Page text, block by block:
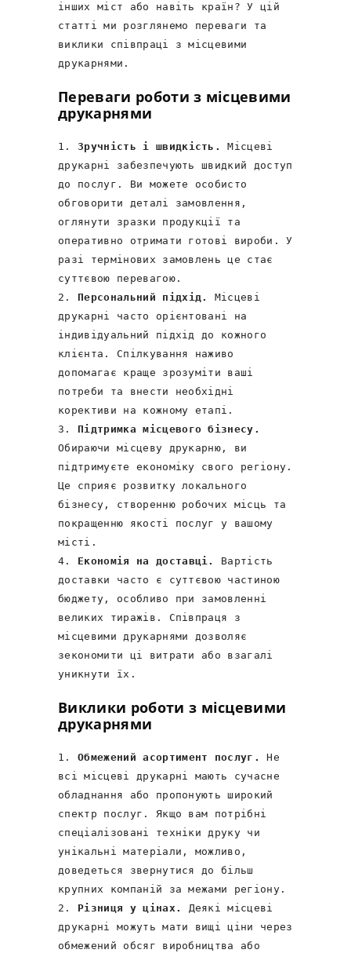
інших міст або навіть країн? У цій
статті ми розглянемо переваги та
виклики співпраці з місцевими
друкарнями.
Переваги роботи з місцевими
друкарнями
Зручність і швидкість.
Місцеві
друкарні забезпечують швидкий доступ
до послуг. Ви можете особисто
обговорити деталі замовлення,
оглянути зразки продукції та
оперативно отримати готові вироби. У
разі термінових замовлень це стає
суттєвою перевагою.
Персональний підхід.
Місцеві
друкарні часто орієнтовані на
індивідуальний підхід до кожного
клієнта. Спілкування наживо
допомагає краще зрозуміти ваші
потреби та внести необхідні
корективи на кожному етапі.
Підтримка місцевого бізнесу.
Обираючи місцеву друкарню, ви
підтримуєте економіку свого регіону.
Це сприяє розвитку локального
бізнесу, створенню робочих місць та
покращенню якості послуг у вашому
місті.
Економія на доставці.
Вартість
доставки часто є суттєвою частиною
бюджету, особливо при замовленні
великих тиражів. Співпраця з
місцевими друкарнями дозволяє
зекономити ці витрати або взагалі
уникнути їх.
Виклики роботи з місцевими
друкарнями
Обмежений асортимент послуг.
Не
всі місцеві друкарні мають сучасне
обладнання або пропонують широкий
спектр послуг. Якщо вам потрібні
спеціалізовані техніки друку чи
унікальні матеріали, можливо,
доведеться звернутися до більш
крупних компаній за межами регіону.
Різниця у цінах.
Деякі місцеві
друкарні можуть мати вищі ціни через
обмежений обсяг виробництва або